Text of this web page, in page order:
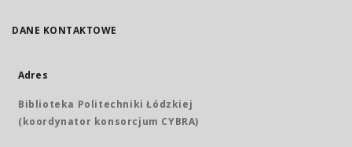
DANE KONTAKTOWE
Adres
Biblioteka Politechniki Łódzkiej
(koordynator konsorcjum CYBRA)